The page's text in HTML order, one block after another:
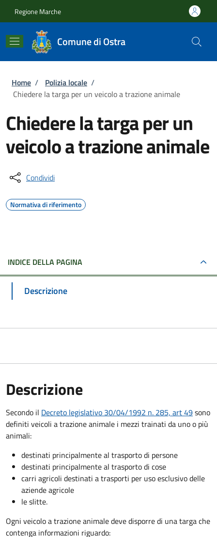
Regione Marche
Comune di Ostra
Briciole di pane
Home / Polizia locale /
Chiedere la targa per un veicolo a trazione animale
Chiedere la targa per un
veicolo a trazione animale
Condividi
Normativa di riferimento
INDICE DELLA PAGINA
Descrizione
Descrizione
Secondo il Decreto legislativo 30/04/1992 n. 285, art 49sono
definiti veicoli a trazione animale i mezzi trainati da uno o più
animali:
destinati principalmente al trasporto di persone
destinati principalmente al trasporto di cose
carri agricoli destinati a trasporti per uso esclusivo delle
aziende agricole
le slitte.
Ogni veicolo a trazione animale deve disporre di una targa che
contenga informazioni riguardo: